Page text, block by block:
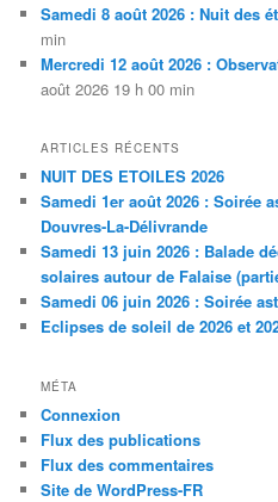
Samedi 8 août 2026 : Nuit des
min
Mercredi 12 août 2026 :
août 2026 19 h 00 min
ARTICLES RÉCENTS
NUIT DES ETOILES 2026
Samedi 1er août 2026 : Soirée
Douvres-La-Délivrande
Samedi 13 juin 2026 : Balade
solaires autour de Falaise
Samedi 06 juin 2026 : Soirée
Eclipses de soleil de 2026 et
MÉTA
Connexion
Flux des publications
Flux des commentaires
Site de WordPress-FR